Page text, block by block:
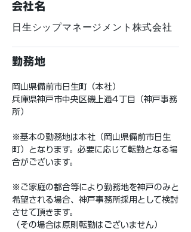
会社名
日生シップマネージメント株式会社
勤務地
岡山県備前市日生町（本社）
兵庫県神戸市中央区磯上通4丁目（神戸事務
所）
※基本の勤務地は本社（岡山県備前市日生
町）となります。必要に応じて転勤となる場
合がございます。
※ご家庭の都合等により勤務地を神戸のみと
希望される場合、神戸事務所採用として検討
させて頂きます。
（その場合は原則転勤はございません）